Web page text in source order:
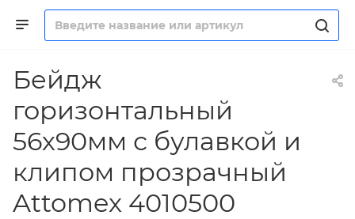
Бейдж
горизонтальный
56х90мм с булавкой и
клипом прозрачный
Attomex 4010500